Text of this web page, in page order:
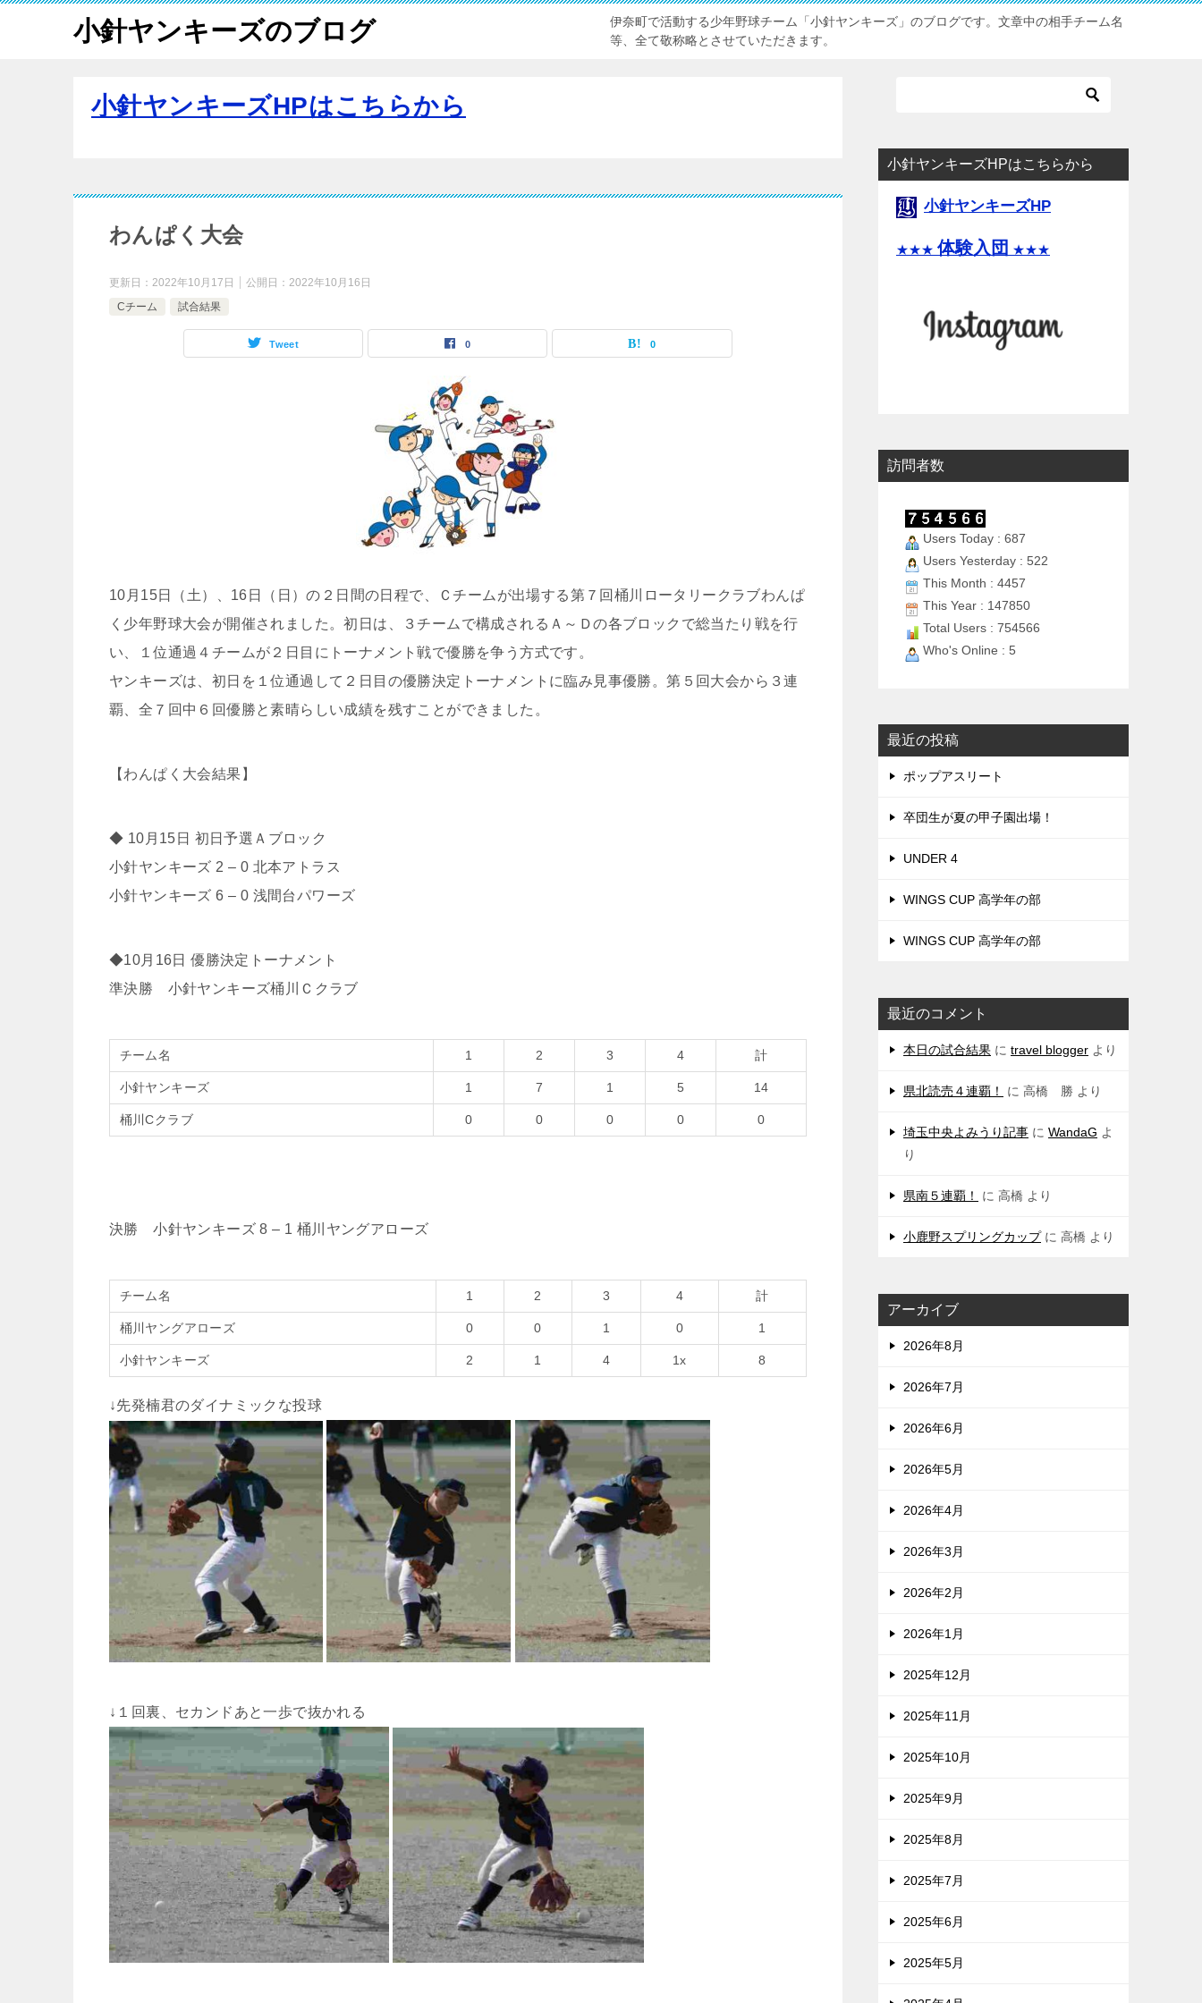
小針ヤンキーズのブログ
伊奈町で活動する少年野球チーム「小針ヤンキーズ」のブログです。文章中の相手チーム名
等、全て敬称略とさせていただきます。
小針ヤンキーズHPはこちらから
わんぱく大会
更新日： 2022年10月17日 公開日： 2022年10月16日
Cチーム
試合結果
Tweet 0 0
10月15日（土）、16日（日）の２日間の日程で、Ｃチームが出場する第７回桶川ロータリークラブわんぱ
く少年野球大会が開催されました。初日は、３チームで構成されるＡ～Ｄの各ブロックで総当たり戦を行
い、１位通過４チームが２日目にトーナメント戦で優勝を争う方式です。
ヤンキーズは、初日を１位通過して２日目の優勝決定トーナメントに臨み見事優勝。第５回大会から３連
覇、全７回中６回優勝と素晴らしい成績を残すことができました。
【わんぱく大会結果】
◆ 10月15日 初日予選Ａブロック
小針ヤンキーズ 2 – 0 北本アトラス
小針ヤンキーズ 6 – 0 浅間台パワーズ
◆10月16日 優勝決定トーナメント
準決勝 小針ヤンキーズ桶川Ｃクラブ
チーム名 1 2 3 4 計
小針ヤンキーズ 1 7 1 5 14
桶川Cクラブ 0 0 0 0 0
決勝 小針ヤンキーズ 8 – 1 桶川ヤングアローズ
チーム名 1 2 3 4 計
桶川ヤングアローズ 0 0 1 0 1
小針ヤンキーズ 2 1 4 1x 8
↓先発楠君のダイナミックな投球
↓１回裏、セカンドあと一歩で抜かれる
小針ヤンキーズHPはこちらから
小針ヤンキーズHP
★★★ 体験入団 ★★★
訪問者数
Users Today : 687
Users Yesterday : 522
This Month : 4457
This Year : 147850
Total Users : 754566
Who's Online : 5
最近の投稿
ポップアスリート
卒団生が夏の甲子園出場！
UNDER 4
WINGS CUP 高学年の部
WINGS CUP 高学年の部
最近のコメント
本日の試合結果 に travel blogger より
県北読売４連覇！ に 高橋 勝 より
埼玉中央よみうり記事 に WandaG よ
り
県南５連覇！ に 高橋 より
小鹿野スプリングカップに 高橋 より
アーカイブ
2026年8月
2026年7月
2026年6月
2026年5月
2026年4月
2026年3月
2026年2月
2026年1月
2025年12月
2025年11月
2025年10月
2025年9月
2025年8月
2025年7月
2025年6月
2025年5月